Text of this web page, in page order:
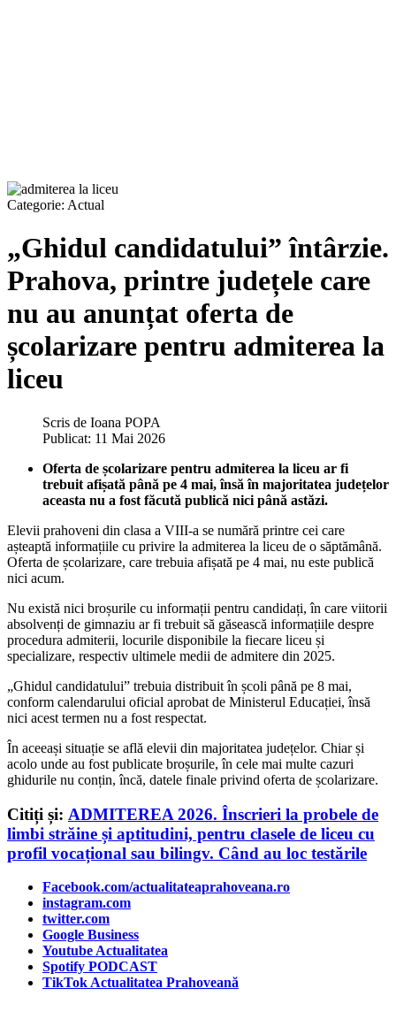
Categorie: Actual
„Ghidul candidatului” întârzie.
Prahova, printre județele care
nu au anunțat oferta de
școlarizare pentru admiterea la
liceu
Scris de Ioana POPA
Publicat: 11 Mai 2026
Oferta de școlarizare pentru admiterea la liceu ar fi
trebuit afișată până pe 4 mai, însă în majoritatea județelor
aceasta nu a fost făcută publică nici până astăzi.
Elevii prahoveni din clasa a VIII-a se numără printre cei care
așteaptă informațiile cu privire la admiterea la liceu de o săptămână.
Oferta de școlarizare, care trebuia afișată pe 4 mai, nu este publică
nici acum.
Nu există nici broșurile cu informații pentru candidați, în care viitorii
absolvenți de gimnaziu ar fi trebuit să găsească informațiile despre
procedura admiterii, locurile disponibile la fiecare liceu și
specializare, respectiv ultimele medii de admitere din 2025.
„Ghidul candidatului” trebuia distribuit în școli până pe 8 mai,
conform calendarului oficial aprobat de Ministerul Educației, însă
nici acest termen nu a fost respectat.
În aceeași situație se află elevii din majoritatea județelor. Chiar și
acolo unde au fost publicate broșurile, în cele mai multe cazuri
ghidurile nu conțin, încă, datele finale privind oferta de școlarizare.
Citiți și: ADMITEREA 2026. Înscrieri la probele de
limbi străine și aptitudini, pentru clasele de liceu cu
profil vocațional sau bilingv. Când au loc testările
Facebook.com/actualitateaprahoveana.ro
instagram.com
twitter.com
Google Business
Youtube Actualitatea
Spotify PODCAST
TikTok Actualitatea Prahoveană